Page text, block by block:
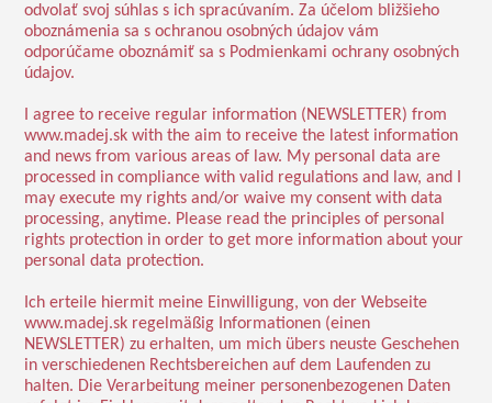
odvolať svoj súhlas s ich spracúvaním. Za účelom bližšieho
oboznámenia sa s ochranou osobných údajov vám
odporúčame oboznámiť sa s Podmienkami ochrany osobných
údajov.
I agree to receive regular information (NEWSLETTER) from
www.madej.sk with the aim to receive the latest information
and news from various areas of law. My personal data are
processed in compliance with valid regulations and law, and I
may execute my rights and/or waive my consent with data
processing, anytime. Please read the principles of personal
rights protection in order to get more information about your
personal data protection.
Ich erteile hiermit meine Einwilligung, von der Webseite
www.madej.sk regelmäßig Informationen (einen
NEWSLETTER) zu erhalten, um mich übers neuste Geschehen
in verschiedenen Rechtsbereichen auf dem Laufenden zu
halten. Die Verarbeitung meiner personenbezogenen Daten